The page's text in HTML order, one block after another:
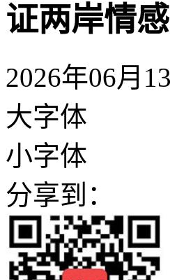
证两岸情
2026年06月
大字体
小字体
分享到：